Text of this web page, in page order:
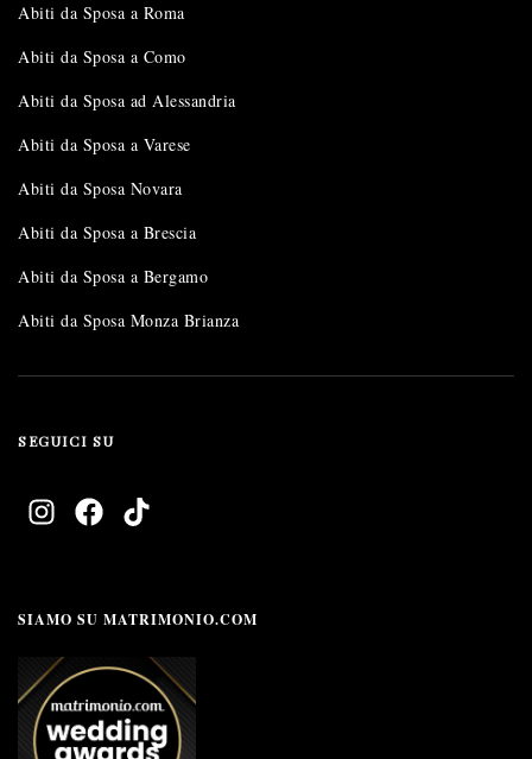
Abiti da Sposa a Roma
Abiti da Sposa a Como
Abiti da Sposa ad Alessandria
Abiti da Sposa a Varese
Abiti da Sposa Novara
Abiti da Sposa a Brescia
Abiti da Sposa a Bergamo
Abiti da Sposa Monza Brianza
SEGUICI SU
SIAMO SU MATRIMONIO.COM